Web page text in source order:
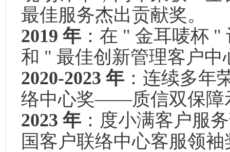
最佳服务杰出贡献奖。
2019 年 ：在 " 金耳唛杯
和 " 最佳创新管理客户中
2020-2023 年 ：连续多年
络中心奖——质信双保障
2023 年 ：度小满客户服
国客户联络中心客服领